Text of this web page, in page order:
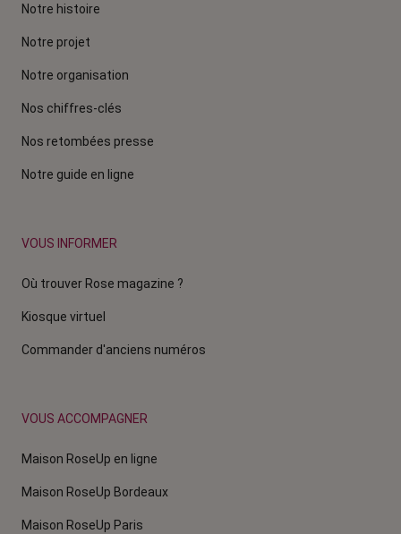
Notre histoire
Notre projet
Notre organisation
Nos chiffres-clés
Nos retombées presse
Notre guide en ligne
VOUS INFORMER
Où trouver Rose magazine ?
Kiosque virtuel
Commander d'anciens numéros
VOUS ACCOMPAGNER
Maison RoseUp en ligne
Maison RoseUp Bordeaux
Maison RoseUp Paris